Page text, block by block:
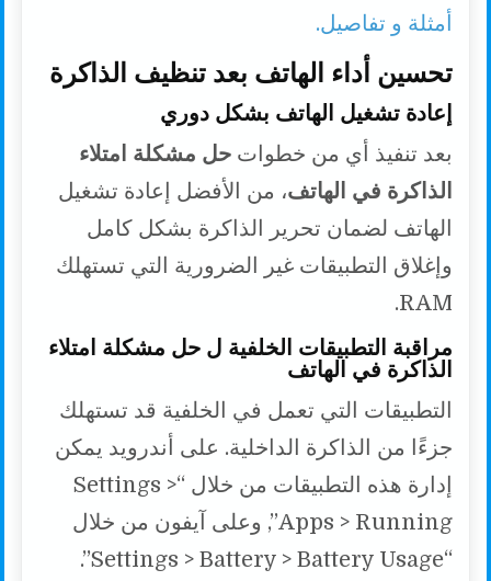
أمثلة و تفاصيل.
تحسين أداء الهاتف بعد تنظيف الذاكرة
إعادة تشغيل الهاتف بشكل دوري
بعد تنفيذ أي من خطواتحل مشكلة امتلاء
الذاكرة في الهاتف، من الأفضل إعادة تشغيل
الهاتف لضمان تحرير الذاكرة بشكل كامل
وإغلاق التطبيقات غير الضرورية التي تستهلك
RAM.
مراقبة التطبيقات الخلفية ل حل مشكلة امتلاء
الذاكرة في الهاتف
التطبيقات التي تعمل في الخلفية قد تستهلك
جزءًا من الذاكرة الداخلية. على أندرويد يمكن
إدارة هذه التطبيقات من خلال “Settings >
Apps > Running”, وعلى آيفون من خلال
“Settings > Battery > Battery Usage”.